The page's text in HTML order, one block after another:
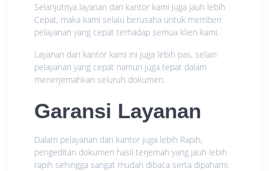
Selanjutnya layanan dari kantor kami juga jauh lebih
Cepat, maka kami selalu berusaha untuk memberi
pelayanan yang cepat terhadap semua klien kami.
Layanan dari kantor kami ini juga lebih pas, selain
pelayanan yang cepat namun juga tepat dalam
menerjemahkan seluruh dokumen.
Garansi Layanan
Dalam pelayanan dari kantor juga lebih Rapih,
pengeditan dokumen hasil terjemah yang jauh lebih
rapih sehingga sangat mudah dibaca serta dipahami.